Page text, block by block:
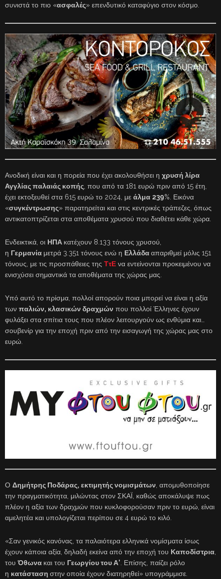
συνιστά το πιο «ασφαλές» επενδυτικό καταφύγιο στον κόσμο.
Ανοδική είναι και η πορεία που έχει ακολουθήσει η χρυσή λίρα
Αγγλίας παλαιάς κοπής, που από τα 181 ευρώ πριν από 15 έτη,
έχει εκτοξευθεί στα 615 ευρώ το 2024, με άλμα 239%. Εικόνα
«συγκέντρωσης» παρατηρείται και στις κεντρικές τράπεζες, όπως
αντικατοπτρίζεται στα αποθέματα χρυσού που διαθέτει κάθε χώρα.
Ενδεικτικά, οι ΗΠΑ κατέχουν 8.133 τόνους χρυσού,
η Γερμανία μετρά 3.351 τόνους ενώ η Ελλάδααπαριθμεί μόλις 151
τόνους, με τις προσπάθειες της ΤτΕ να εντείνονται προκειμένου να
ενισχύσει σημαντικά τα αποθέματα της χώρας μας.
Υπό αυτό το πρίσμα, πολλοί απορούν ποια μπορεί να είναι η αξία
των παλιών, κλασικών δραχμών που πολλοί Έλληνες έχουν
φυλάξει στα σπίτια τους που πλέον λειτουργούν ως ενθύμια και…
σουβενίρ για την εποχή πριν από την εισαγωγή της χώρας μας στο
ευρώ.
Ο Δημήτρης Ποδάρας, εκτιμητής νομισμάτων , απομυθοποίησε
την πραγματικότητα, μιλώντας στον ΣΚΑΪ, καθώς αποκάλυψε πως
πλέον η αξία των δραχμών που κυκλοφορούσαν πριν το ευρώ, είναι
αμελητέα και υπολογίζεται περίπου σε 4 ευρώ το κιλό.
«Σαν γενικός κανόνας, τα παλαιότερα ελληνικά νομίσματα ίσως
έχουν κάποια αξία, δηλαδή εκείνα από την εποχή του Καποδίστρια
του Όθωνα και του Γεωργίου του Α’ . Επίσης, παίζει ρόλο
η κατάσταση στην οποία έχουν διατηρηθεί» υπογράμμισε.